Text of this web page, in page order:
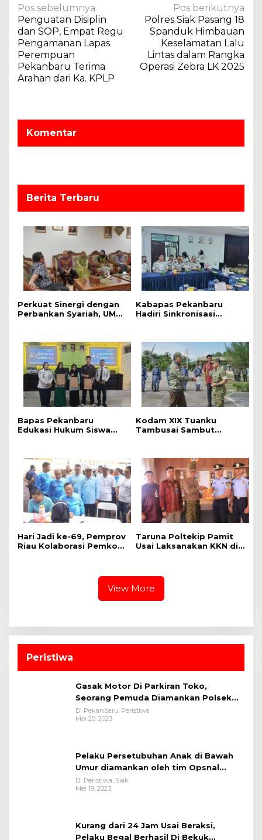
N
a
v
i
g
i
p
Pos sebelumnya
Penguatan Disiplin
dan SOP, Empat Regu
Pengamanan Lapas
Perempuan
Pekanbaru Terima
Arahan dari Ka. KPLP
Pos berikutnya
Polres Siak Pasang 18
Spanduk Himbauan
Keselamatan Lalu
Lintas dalam Rangka
Operasi Zebra LK 2025
Komentar
Berita Terbaru
Perkuat Sinergi dengan
Perbankan Syariah, UMRI
Sama Pembiayaan untuk
Pegawai
Kabapas Pekanbaru
Hadiri Sinkronisasi
Keadilan Restoratif
Bapas Pekanbaru
Edukasi Hukum Siswa
Perempuan dan Anak
Kodam XIX Tuanku
Tambusai Sambut
Bulqin dan Yonif TP
898/Pancalang Cakti
‎Hari Jadi ke-69, Pemprov
Riau Kolaborasi Pemkot
Taruna Poltekip Pamit
Usai Laksanakan KKN di
View More
Peristiwa
Gasak Motor Di Parkiran Toko,
Seorang Pemuda Diamankan Polsek
Bukit Raya
Di Pekanbaru, Peristiwa
Mei 20, 2023
Pelaku Persetubuhan Anak di Bawah
Umur diamankan oleh tim Opsnal
Polsek Tualang-Polres Siak-Polda Riau
Di Peristiwa, Siak
Mei 19, 2023
Kurang dari 24 Jam Usai Beraksi,
Pelaku Begal Berhasil Di Bekuk